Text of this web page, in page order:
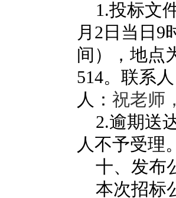
1.投标文
月 2 日当日 9
间），地点
514。 联系人
人 ： 祝老师
2.逾期送
人不予受理。
十、发布
本次招标